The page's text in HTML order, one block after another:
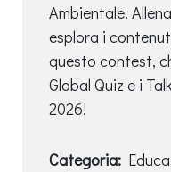
Ambientale.
esplora i
questo contest,
Global Quiz e i
2026!
Categoria: